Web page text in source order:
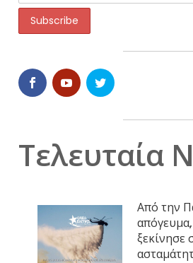
Τελευταία
Από την
ξεκίνησε